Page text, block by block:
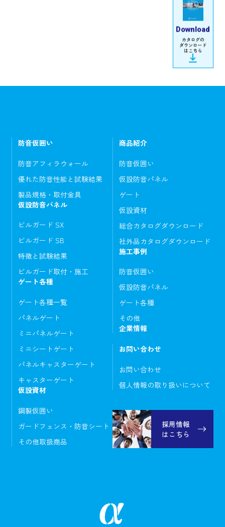
Download
カタログの
ダウンロード
はこちら
防音仮囲い
防音アフィラウォール
優れた防音性能と試験結果
製品規格・取付金具
仮設防音パネル
ビルガード SX
ビルガード SB
特徴と試験結果
ビルガード取付・施工
ゲート各種
ゲート各種一覧
パネルゲート
ミニパネルゲート
ミニシートゲート
パネルキャスターゲート
キャスターゲート
仮設資材
鋼製仮囲い
ガードフェンス・防音シート
その他取扱商品
商品紹介
防音仮囲い
仮設防音パネル
ゲート
仮設資材
総合カタログダウンロード
社外品カタログダウンロード
施工事例
防音仮囲い
仮設防音パネル
ゲート各種
その他
企業情報
お問い合わせ
お問い合わせ
個人情報の取り扱いについて
採用情報
はこちら